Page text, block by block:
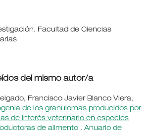
Facultad de Ciencias
del mismo autor/a
Francisco Javier Blanco Viera,
de los granulomas producidos por
de interés veterinario en especies
de alimento , Anuario de